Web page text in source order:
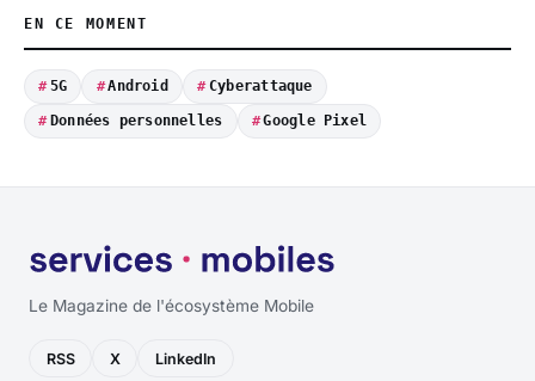
EN CE MOMENT
5G Android Cyberattaque
Données personnelles Google Pixel
Le Magazine de l'écosystème Mobile
RSS X LinkedIn